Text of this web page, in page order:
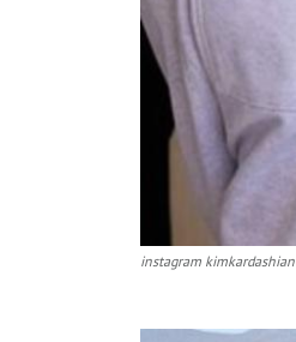
instagram kimkardashian